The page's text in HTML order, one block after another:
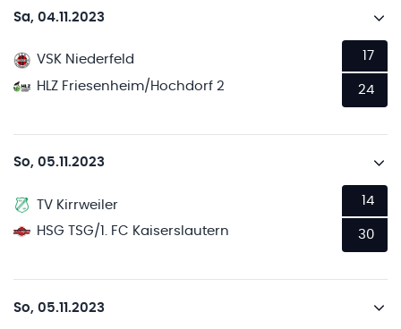
Sa, 04.11.2023
VSK Niederfeld
HLZ Friesenheim/Hochdorf 2
17
24
So, 05.11.2023
TV Kirrweiler
HSG TSG/1. FC Kaiserslautern
14
30
So, 05.11.2023